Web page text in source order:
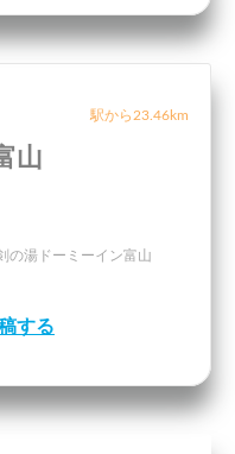
駅から23.46km
山
の湯ドーミーイン富山
する